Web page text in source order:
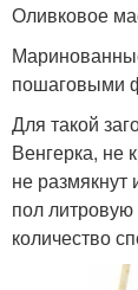
Оливковое
пошаговыми
Для такой
Венгерка, не
не
пол литровую
количество